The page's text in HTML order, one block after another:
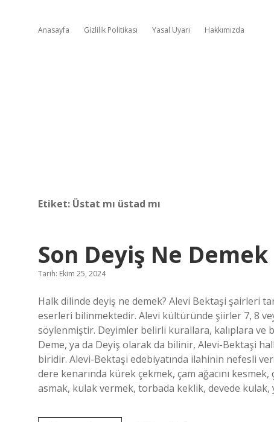
Anasayfa Gizlilik Politikası Yasal Uyarı Hakkımızda
Etiket: Üstat mı üstad mı
Son Deyiş Ne Demek
Tarih: Ekim 25, 2024
Halk dilinde deyiş ne demek? Alevi Bektaşi şairleri
eserleri bilinmektedir. Alevi kültüründe şiirler 7, 8
söylenmiştir. Deyimler belirli kurallara, kalıplara ve
Deme, ya da Deyiş olarak da bilinir, Alevi-Bektaşi
biridir. Alevi-Bektaşi edebiyatında ilahinin nefesli
dere kenarında kürek çekmek, çam ağacını
asmak, kulak vermek, torbada keklik, devede kulak,